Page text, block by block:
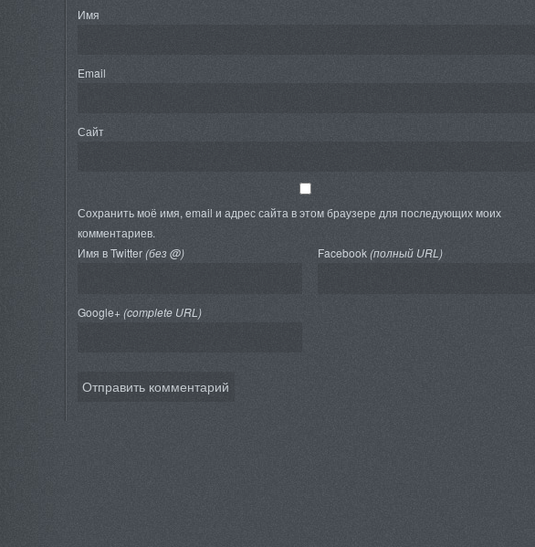
Имя
Email
Сайт
Сохранить моё имя, email и адрес сайта в этом браузере для последующих моих
комментариев.
Имя в Twitter(без @) Facebook(полный URL)
Google+(complete URL)